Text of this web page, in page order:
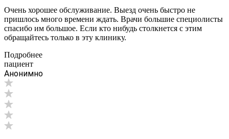
Очень хорошее обслуживание. Выезд очень быстро не
пришлось много времени ждать. Врачи большие специолисты
спасибо им большое. Если кто нибудь столкнется с этим
обращайтесь только в эту клинику.
Подробнее
пациент
Анонимно